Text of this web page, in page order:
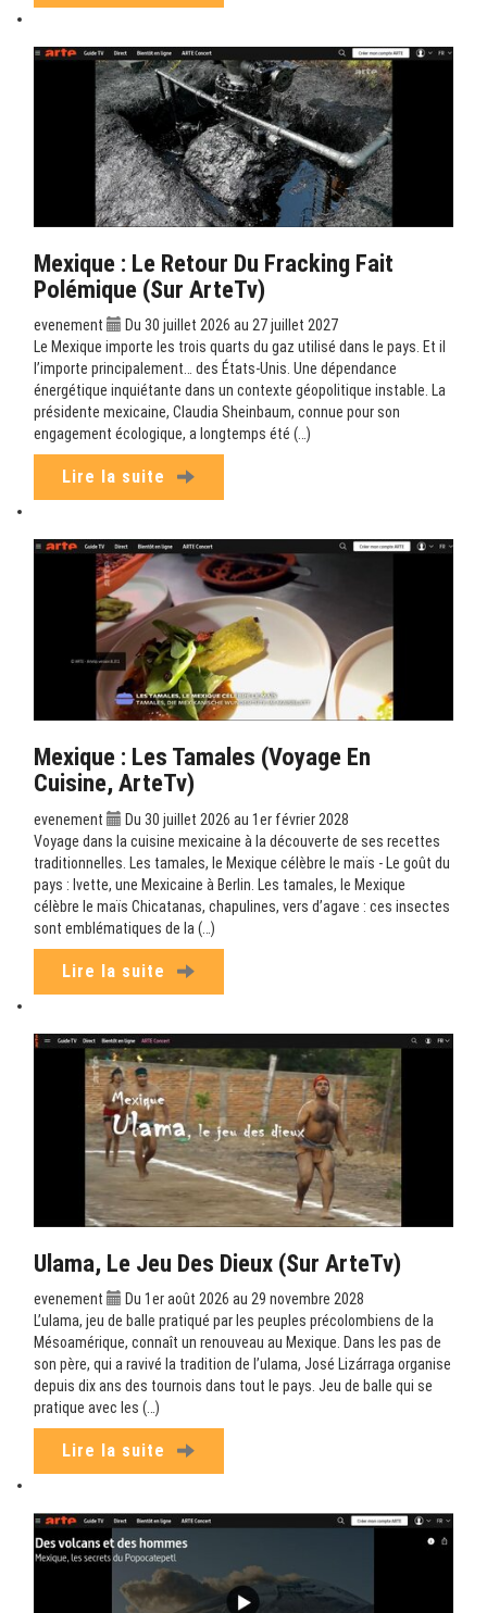
Mexique : Le Retour Du Fracking Fait
Polémique (sur ArteTv)
evenement
Du 30 juillet 2026 au 27 juillet 2027
Le Mexique importe les trois quarts du gaz utilisé dans le pays. Et il
l’importe principalement… des États-Unis. Une dépendance
énergétique inquiétante dans un contexte géopolitique instable. La
présidente mexicaine, Claudia Sheinbaum, connue pour son
engagement écologique, a longtemps été (…)
Lire la suite
Mexique : Les Tamales (Voyage En
Cuisine, ArteTv)
evenement
Du 30 juillet 2026 au 1er février 2028
Voyage dans la cuisine mexicaine à la découverte de ses recettes
traditionnelles. Les tamales, le Mexique célèbre le maïs - Le goût du
pays : Ivette, une Mexicaine à Berlin. Les tamales, le Mexique
célèbre le maïs Chicatanas, chapulines, vers d’agave : ces insectes
sont emblématiques de la (…)
Lire la suite
Ulama, Le Jeu Des Dieux (sur ArteTv)
evenement
Du 1er août 2026 au 29 novembre 2028
L’ulama, jeu de balle pratiqué par les peuples précolombiens de la
Mésoamérique, connaît un renouveau au Mexique. Dans les pas de
son père, qui a ravivé la tradition de l’ulama, José Lizárraga organise
depuis dix ans des tournois dans tout le pays. Jeu de balle qui se
pratique avec les (…)
Lire la suite